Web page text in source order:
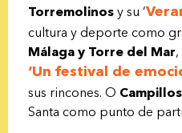
Torremolinos y su ‘
cultura y deporte como
Málaga y Torre del Mar
‘Un festival de
sus rincones. O Campillos
Santa como punto de